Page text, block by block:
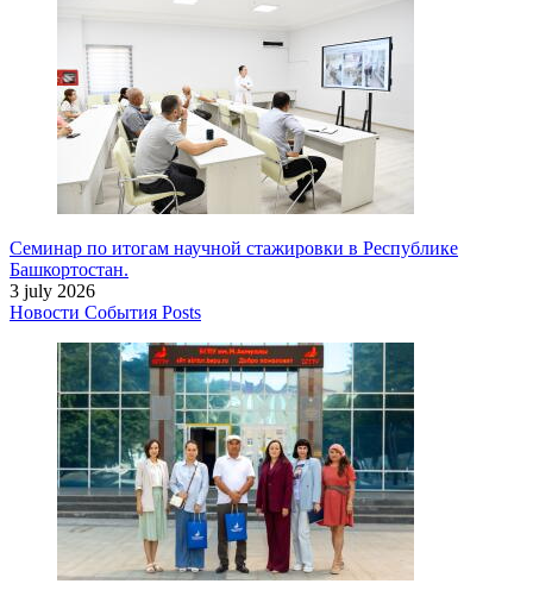
Семинар по итогам научной стажировки в Республике
Башкортостан.
3 july 2026
Новости События Posts